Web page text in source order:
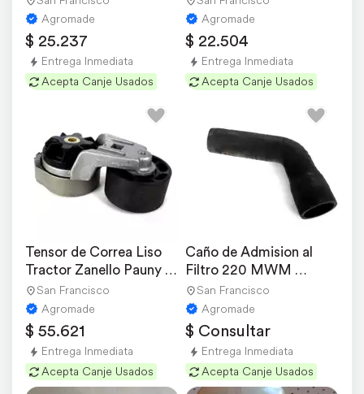
Agromade
$ 25.237
Entrega Inmediata
Acepta Canje Usados
Agromade
$ 22.504
Entrega Inmediata
Acepta Canje Usados
Tensor de Correa Liso
Tractor Zanello Pauny
Linea Cummins
San Francisco
Agromade
$ 55.621
Entrega Inmediata
Acepta Canje Usados
Caño de Admision al
Filtro 220 MWM
Zanello - Pauny
San Francisco
Agromade
$ Consultar
Entrega Inmediata
Acepta Canje Usados